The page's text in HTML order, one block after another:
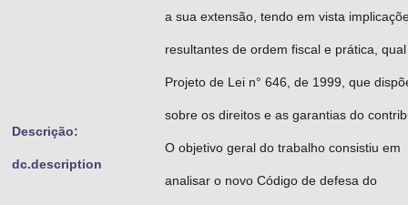
Descrição:
dc.description
a sua extensão, tendo em vista
resultantes de ordem fiscal e prática,
Projeto de Lei n° 646, de 1999, que
sobre os direitos e as garantias do
O objetivo geral do trabalho consistiu em
analisar o novo Código de defesa do